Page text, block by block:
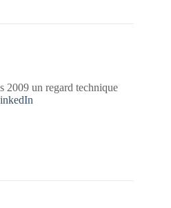
2009 un regard technique